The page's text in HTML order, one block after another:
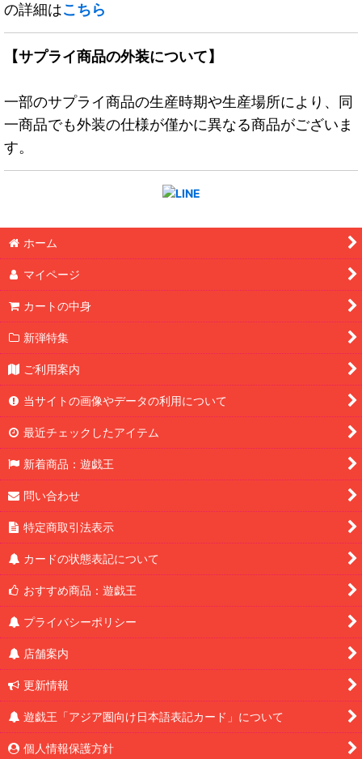
の詳細はこちら
【サプライ商品の外装について】
一部のサプライ商品の生産時期や生産場所により、同
一商品でも外装の仕様が僅かに異なる商品がございま
す。
ホーム
マイページ
カートの中身
新弾特集
ご利用案内
当サイトの画像やデータの利用について
最近チェックしたアイテム
新着商品：遊戯王
問い合わせ
特定商取引法表示
カードの状態表記について
おすすめ商品：遊戯王
プライバシーポリシー
店舗案内
更新情報
遊戯王「アジア圏向け日本語表記カード」について
個人情報保護方針